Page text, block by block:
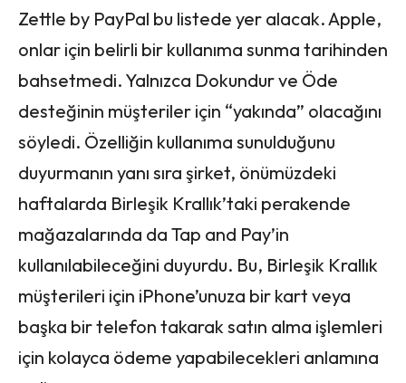
Zettle by PayPal bu listede yer alacak. Apple,
onlar için belirli bir kullanıma sunma tarihinden
bahsetmedi. Yalnızca Dokundur ve Öde
desteğinin müşteriler için “yakında” olacağını
söyledi. Özelliğin kullanıma sunulduğunu
duyurmanın yanı sıra şirket, önümüzdeki
haftalarda Birleşik Krallık’taki perakende
mağazalarında da Tap and Pay’in
kullanılabileceğini duyurdu. Bu, Birleşik Krallık
müşterileri için iPhone’unuza bir kart veya
başka bir telefon takarak satın alma işlemleri
için kolayca ödeme yapabilecekleri anlamına